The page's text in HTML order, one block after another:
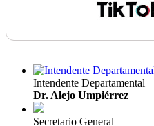
Intendente Departamental
Dr. Alejo Umpiérrez
Secretario General